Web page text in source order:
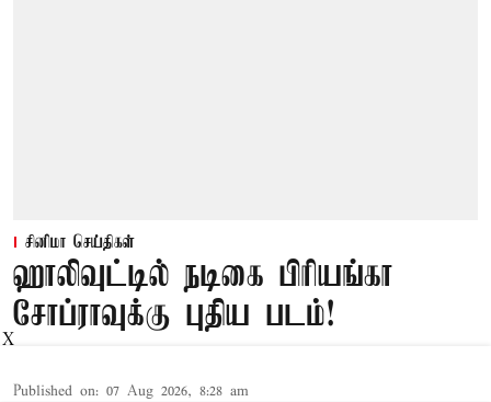
சினிமா செய்திகள்
ஹாலிவுட்டில் நடிகை பிரியங்கா
சோப்ராவுக்கு புதிய படம்!
Published on: 07 Aug 2026, 8:28 am
X